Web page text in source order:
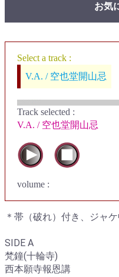
お気
Select a track :
V.A. / 空也堂開山忌
Track selected :
V.A. / 空也堂開山忌
volume :
＊帯（破れ）付き、ジャ
SIDE A
梵鐘(十輪寺)
西本願寺報恩講